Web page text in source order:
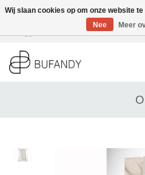
DE / EN
Wij slaan cookies op om onze website
Nee
Meer